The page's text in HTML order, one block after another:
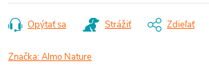
Opýtať sa Strážiť Zdieľať
Značka:Almo Nature